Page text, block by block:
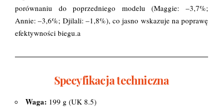
porównaniu do poprzedniego modelu (Maggie: –3,7%;
Annie: –3,6%; Djilali: –1,8%), co jasno wskazuje na poprawę
efektywności biegu.a
Specyfikacja techniczna
Waga: 199 g (UK 8.5)